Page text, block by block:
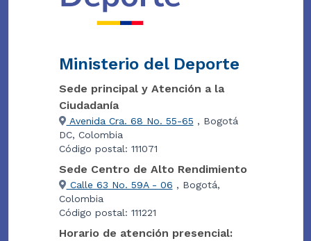
Ministerio del Deporte
Sede principal y Atención a la
Ciudadanía
Avenida Cra. 68 No. 55-65 , Bogotá
DC, Colombia
Código postal: 111071
Sede Centro de Alto Rendimiento
Calle 63 No. 59A - 06 , Bogotá,
Colombia
Código postal: 111221
Horario de atención presencial: